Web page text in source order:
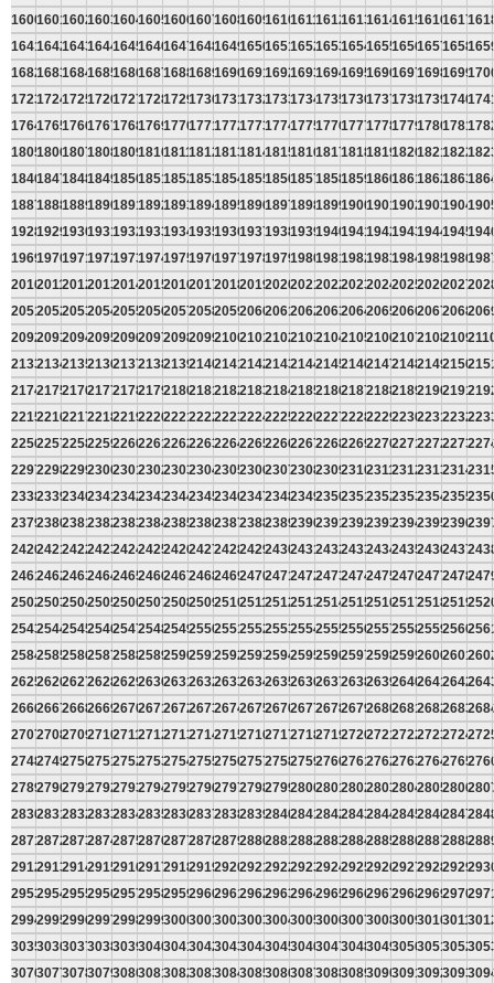
160016011602160316041605160616071608160916101611161216131614161516161617
164116421643164416451646164716481649165016511652165316541655165616571658
168216831684168516861687168816891690169116921693169416951696169716981699
172317241725172617271728172917301731173217331734173517361737173817391740
176417651766176717681769177017711772177317741775177617771778177917801781
180518061807180818091810181118121813181418151816181718181819182018211822
184618471848184918501851185218531854185518561857185818591860186118621863
188718881889189018911892189318941895189618971898189919001901190219031904
192819291930193119321933193419351936193719381939194019411942194319441945
196919701971197219731974197519761977197819791980198119821983198419851986
201020112012201320142015201620172018201920202021202220232024202520262027
205120522053205420552056205720582059206020612062206320642065206620672068
209220932094209520962097209820992100210121022103210421052106210721082109
213321342135213621372138213921402141214221432144214521462147214821492150
217421752176217721782179218021812182218321842185218621872188218921902191
221522162217221822192220222122222223222422252226222722282229223022312232
225622572258225922602261226222632264226522662267226822692270227122722273
229722982299230023012302230323042305230623072308230923102311231223132314
233823392340234123422343234423452346234723482349235023512352235323542355
237923802381238223832384238523862387238823892390239123922393239423952396
242024212422242324242425242624272428242924302431243224332434243524362437
246124622463246424652466246724682469247024712472247324742475247624772478
250225032504250525062507250825092510251125122513251425152516251725182519
254325442545254625472548254925502551255225532554255525562557255825592560
258425852586258725882589259025912592259325942595259625972598259926002601
262526262627262826292630263126322633263426352636263726382639264026412642
266626672668266926702671267226732674267526762677267826792680268126822683
270727082709271027112712271327142715271627172718271927202721272227232724
274827492750275127522753275427552756275727582759276027612762276327642765
278927902791279227932794279527962797279827992800280128022803280428052806
283028312832283328342835283628372838283928402841284228432844284528462847
287128722873287428752876287728782879288028812882288328842885288628872888
291229132914291529162917291829192920292129222923292429252926292729282929
295329542955295629572958295929602961296229632964296529662967296829692970
299429952996299729982999300030013002300330043005300630073008300930103011
303530363037303830393040304130423043304430453046304730483049305030513052
307630773078307930803081308230833084308530863087308830893090309130923093